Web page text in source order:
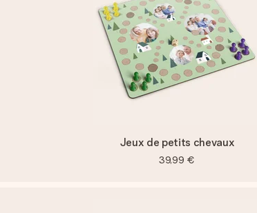
Jeux de petits chevaux
39,99 €